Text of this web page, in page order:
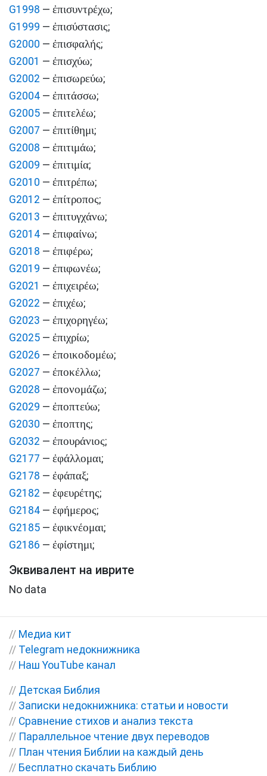
G1998 — ἐπισυντρέχω;
G1999 — ἐπισύστασις;
G2000 — ἐπισφαλής;
G2001 — ἐπισχύω;
G2002 — ἐπισωρεύω;
G2004 — ἐπιτάσσω;
G2005 — ἐπιτελέω;
G2007 — ἐπιτίθημι;
G2008 — ἐπιτιμάω;
G2009 — ἐπιτιμία;
G2010 — ἐπιτρέπω;
G2012 — ἐπίτροπος;
G2013 — ἐπιτυγχάνω;
G2014 — ἐπιφαίνω;
G2018 — ἐπιφέρω;
G2019 — ἐπιφωνέω;
G2021 — ἐπιχειρέω;
G2022 — ἐπιχέω;
G2023 — ἐπιχορηγέω;
G2025 — ἐπιχρίω;
G2026 — ἐποικοδομέω;
G2027 — ἐποκέλλω;
G2028 — ἐπονομάζω;
G2029 — ἐποπτεύω;
G2030 — ἐποπτης;
G2032 — ἐπουράνιος;
G2177 — ἐφάλλομαι;
G2178 — ἐφάπαξ;
G2182 — ἐφευρέτης;
G2184 — ἐφήμερος;
G2185 — ἐφικνέομαι;
G2186 — ἐφίστημι;
Эквивалент на иврите
No data
// Медиа кит
// Telegram недокнижника
// Наш YouTube канал
// Детская Библия
// Записки недокнижника: статьи и новости
// Сравнение стихов и анализ текста
// Параллельное чтение двух переводов
// План чтения Библии на каждый день
// Бесплатно скачать Библию